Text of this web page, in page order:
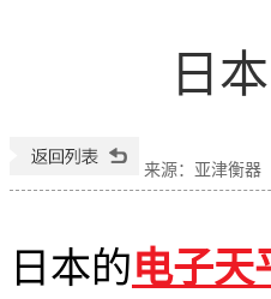
日
来源：亚津衡器
日本的电子天